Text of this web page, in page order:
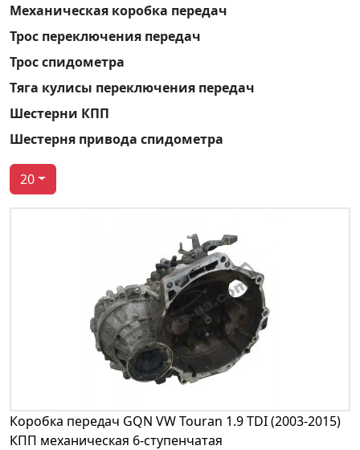
Механическая коробка передач
Трос переключения передач
Трос спидометра
Тяга кулисы переключения передач
Шестерни КПП
Шестерня привода спидометра
20
Коробка передач GQN VW Touran 1.9 TDI (2003-2015)
КПП механическая 6-ступенчатая